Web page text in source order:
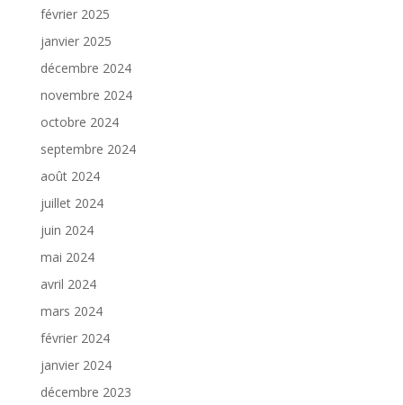
février 2025
janvier 2025
décembre 2024
novembre 2024
octobre 2024
septembre 2024
août 2024
juillet 2024
juin 2024
mai 2024
avril 2024
mars 2024
février 2024
janvier 2024
décembre 2023